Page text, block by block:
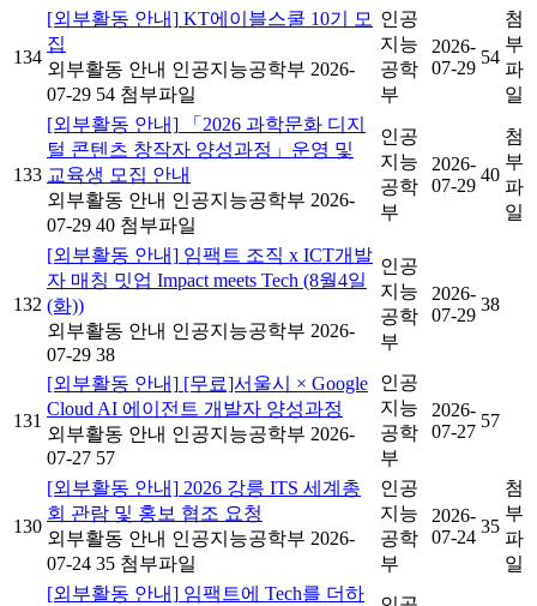
134
[외부활동 안내] KT에이블스쿨 10기 모
집
외부활동 안내 인공지능공학부 2026-
07-29 54 첨부파일
인공
지능
공학
부
2026-
07-29
54
첨
부
파
일
133
[외부활동 안내] 「2026 과학문화 디지
털 콘텐츠 창작자 양성과정」운영 및
교육생 모집 안내
외부활동 안내 인공지능공학부 2026-
07-29 40 첨부파일
인공
지능
공학
부
2026-
07-29
40
첨
부
파
일
132
[외부활동 안내] 임팩트 조직 x ICT개발
자 매칭 밋업 Impact meets Tech (8월4일
(화))
외부활동 안내 인공지능공학부 2026-
07-29 38
인공
지능
공학
부
2026-
07-29
38
131
[외부활동 안내] [무료]서울시 × Google
Cloud AI 에이전트 개발자 양성과정
외부활동 안내 인공지능공학부 2026-
07-27 57
인공
지능
공학
부
2026-
07-27
57
130
[외부활동 안내] 2026 강릉 ITS 세계총
회 관람 및 홍보 협조 요청
외부활동 안내 인공지능공학부 2026-
07-24 35 첨부파일
인공
지능
공학
부
2026-
07-24
35
첨
부
파
일
[외부활동 안내] 임팩트에 Tech를 더하